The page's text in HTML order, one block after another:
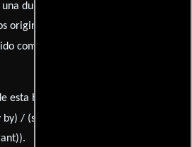
duración de 1h 24m (84 minutos),
originales en
compuesta por
esta historia están divididos entre
/ (story by)) y